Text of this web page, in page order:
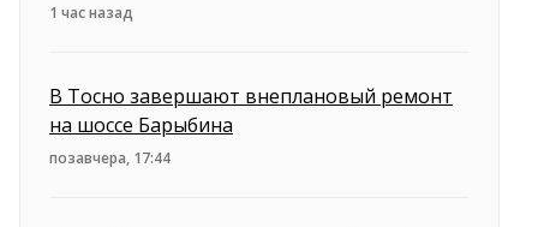
1 час назад
В Тосно завершают внеплановый ремонт
на шоссе Барыбина
позавчера, 17:44